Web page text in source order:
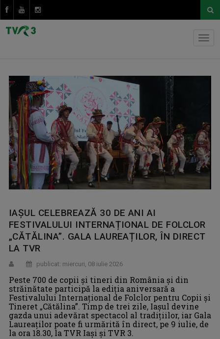
IAȘUL CELEBREAZĂ 30 DE ANI AI
FESTIVALULUI INTERNAȚIONAL DE FOLCLOR
„CĂTĂLINA”. GALA LAUREAȚILOR, ÎN DIRECT
LA TVR
publicat: miercuri, 08 iulie 2026
Peste 700 de copii și tineri din România și din
străinătate participă la ediția aniversară a
Festivalului Internațional de Folclor pentru Copii și
Tineret „Cătălina”. Timp de trei zile, Iașul devine
gazda unui adevărat spectacol al tradițiilor, iar Gala
Laureaților poate fi urmărită în direct, pe 9 iulie, de
la ora 18.30, la TVR Iași și TVR 3.